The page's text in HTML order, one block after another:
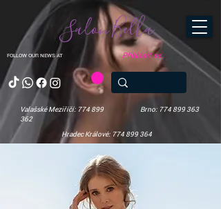
FOLLOW OUR NEWS AT
Salon Bella
Valašské Meziříčí: 774 899
362
Brno: 774 899 363
Hradec Králové: 774 899 364
Přihlásit se